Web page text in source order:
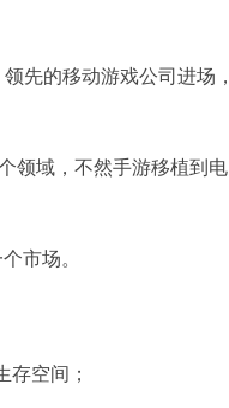
先的移动游戏公司进场，
领域，不然手游移植到电
市场。
空间；